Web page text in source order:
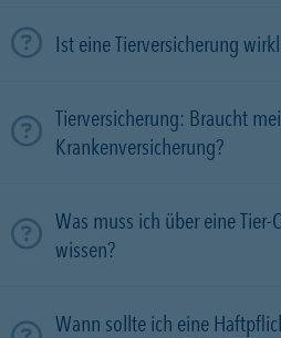
Ist eine Tierversicherung
Tierversicherung: Braucht
Krankenversicherung?
Was muss ich über eine Tier-
wissen?
Wann sollte ich eine